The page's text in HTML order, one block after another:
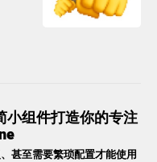
小组件打造你的专注
甚至需要繁琐配置才能使用